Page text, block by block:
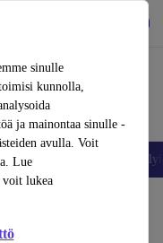
sinulle
kunnolla,
ja mainontaa sinulle -
avulla. Voit
Lue
voit lukea
tietokoneet